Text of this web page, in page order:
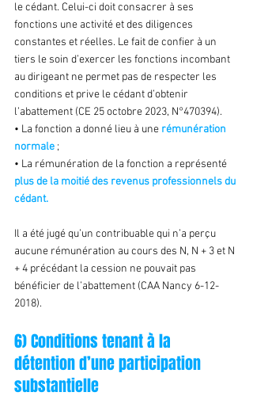
le cédant. Celui-ci doit consacrer à ses
fonctions une activité et des diligences
constantes et réelles. Le fait de confier à un
tiers le soin d’exercer les fonctions incombant
au dirigeant ne permet pas de respecter les
conditions et prive le cédant d’obtenir
l’abattement (CE 25 octobre 2023, N°470394).
• La fonction a donné lieu à une rémunération
normale ;
• La rémunération de la fonction a représenté
plus de la moitié des revenus professionnels du
cédant.
Il a été jugé qu’un contribuable qui n’a perçu
aucune rémunération au cours des N, N + 3 et N
+ 4 précédant la cession ne pouvait pas
bénéficier de l’abattement (CAA Nancy 6-12-
2018).
6) Conditions tenant à la
détention d’une participation
substantielle